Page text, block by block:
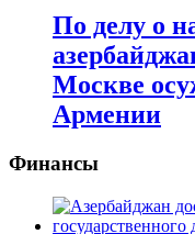
По делу о
Москве
Армении
Финансы